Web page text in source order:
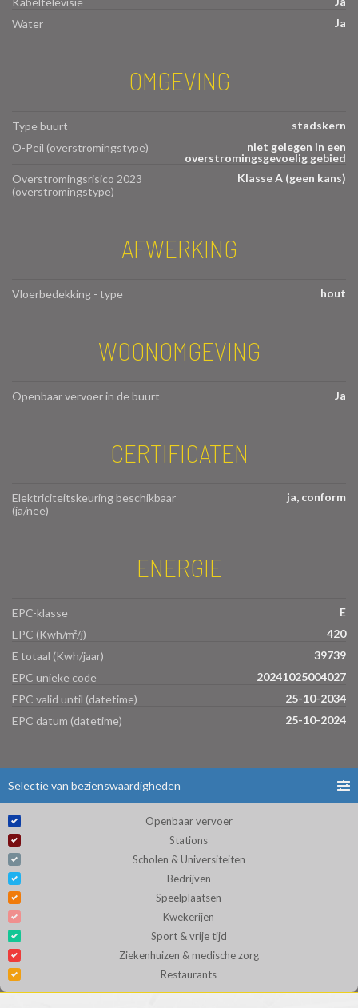
Water
Ja
OMGEVING
Type buurt
stadskern
O-Peil (overstromingstype)
niet gelegen in een
overstromingsgevoelig gebied
Overstromingsrisico 2023
(overstromingstype)
Klasse A (geen kans)
AFWERKING
Vloerbedekking - type hout
WOONOMGEVING
Openbaar vervoer in de buurt Ja
CERTIFICATEN
Elektriciteitskeuring beschikbaar
(ja/nee)
ja, conform
ENERGIE
EPC-klasse
E
EPC (Kwh/m²/j)
420
E totaal (Kwh/jaar)
39739
EPC unieke code
20241025004027
EPC valid until (datetime)
25-10-2034
EPC datum (datetime)
25-10-2024
Selectie van bezienswaardigheden
Openbaar vervoer
Stations
Scholen & Universiteiten
Bedrijven
Speelplaatsen
Kwekerijen
Sport & vrije tijd
Ziekenhuizen & medische zorg
Restaurants